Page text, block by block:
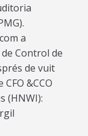
a
Control de
de vuit
&CCO
(HNWI):